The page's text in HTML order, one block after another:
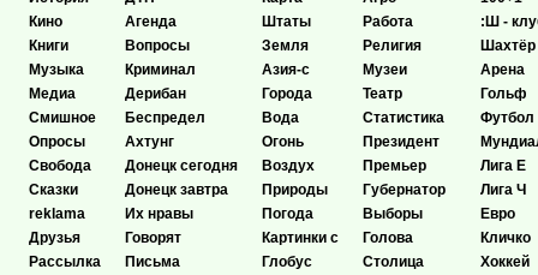
Кино
Книги
Музыка
Медиа
Смишное
Опросы
Свобода
Сказки
reklama
Друзья
Рассылка
Агенда
Вопросы
Криминал
Дерибан
Беспредел
Ахтунг
Донецк сегодня
Донецк завтра
Их нравы
Говорят
Письма
Штаты
Земля
Азия-с
Города
Вода
Огонь
Воздух
Природы
Погода
Картинки с
Глобус
Работа
Религия
Музеи
Театр
Статистика
Президент
Премьер
Губернатор
Выборы
Голова
Столица
:Ш -
Шахтёр
Арена
Гольф
Футбол
Лига Е
Лига Ч
Евро
Кличко
Хоккей